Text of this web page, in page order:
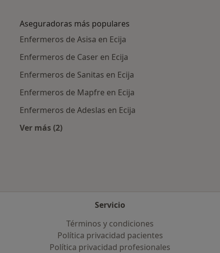
Aseguradoras más populares
Enfermeros de Asisa en Ecija
Enfermeros de Caser en Ecija
Enfermeros de Sanitas en Ecija
Enfermeros de Mapfre en Ecija
Enfermeros de Adeslas en Ecija
Ver más (2)
Servicio
Términos y condiciones
Política privacidad pacientes
Política privacidad profesionales